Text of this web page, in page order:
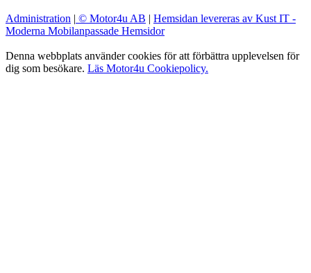
Administration | © Motor4u AB | Hemsidan levereras av Kust IT -
Moderna Mobilanpassade Hemsidor
Denna webbplats använder cookies för att förbättra upplevelsen för
dig som besökare. Läs Motor4u Cookiepolicy.